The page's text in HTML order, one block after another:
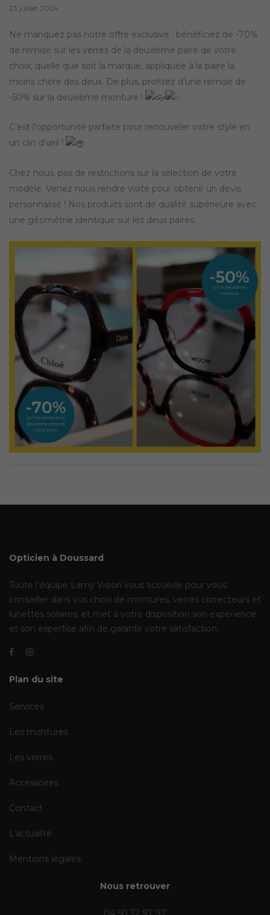
Posted
23 juillet 2024
Ne manquez pas notre offre exclusive : bénéficiez de -70%
de remise sur les verres de la deuxième paire de votre
choix, quelle que soit la marque, appliquée à la paire la
moins chère des deux. De plus, profitez d’une remise de
-50% sur la deuxième monture !
C’est l’opportunité parfaite pour renouveler votre style en
un clin d’œil !
Chez nous, pas de restrictions sur la sélection de votre
modèle. Venez nous rendre visite pour obtenir un devis
personnalisé ! Nos produits sont de qualité supérieure avec
une géométrie identique sur les deux paires.
Opticien à Doussard
Toute l’équipe Lamy Vision vous accueille pour vous
conseiller dans vos choix de montures, verres correcteurs et
lunettes solaires, et met à votre disposition son expérience
et son expertise afin de garantir votre satisfaction.
Plan du site
Services
Les montures
Les verres
Accessoires
Contact
L’actualité
Mentions légales
Nous retrouver